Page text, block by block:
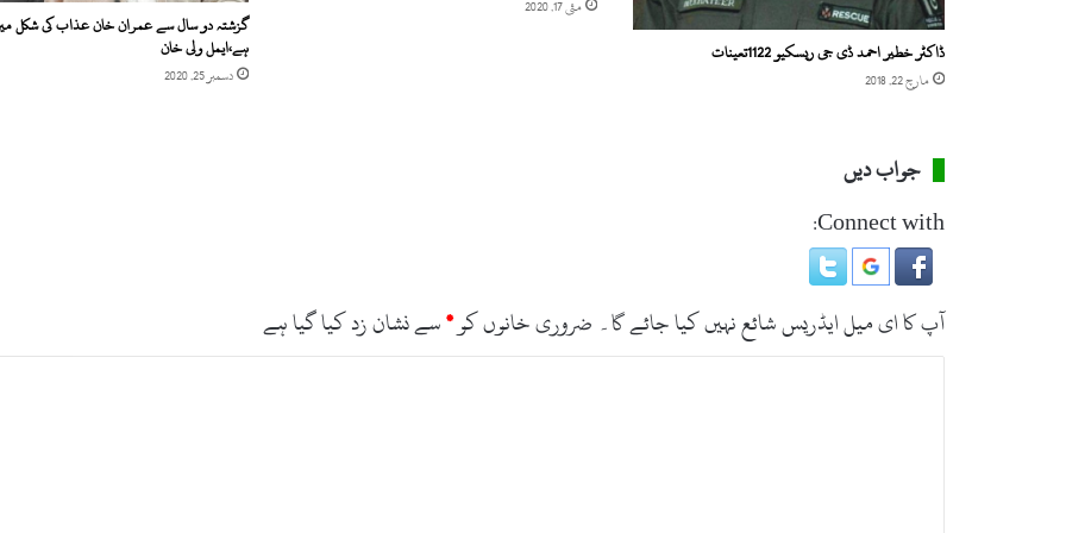
ڈاکٹر خطیر احمد ڈی جی ریسکیو 1122تعینات
مارچ 22, 2018
مئی 17, 2020
گزشتہ دو سال سے عمران خان عذاب کی شکل
ہے،ایمل ولی خان
دسمبر 25, 2020
جواب دیں
Connect with:
آپ کا ای میل ایڈریس شائع نہیں کیا جائے گا۔ ضروری خانوں کو*سے نشان زد کیا گیا ہے